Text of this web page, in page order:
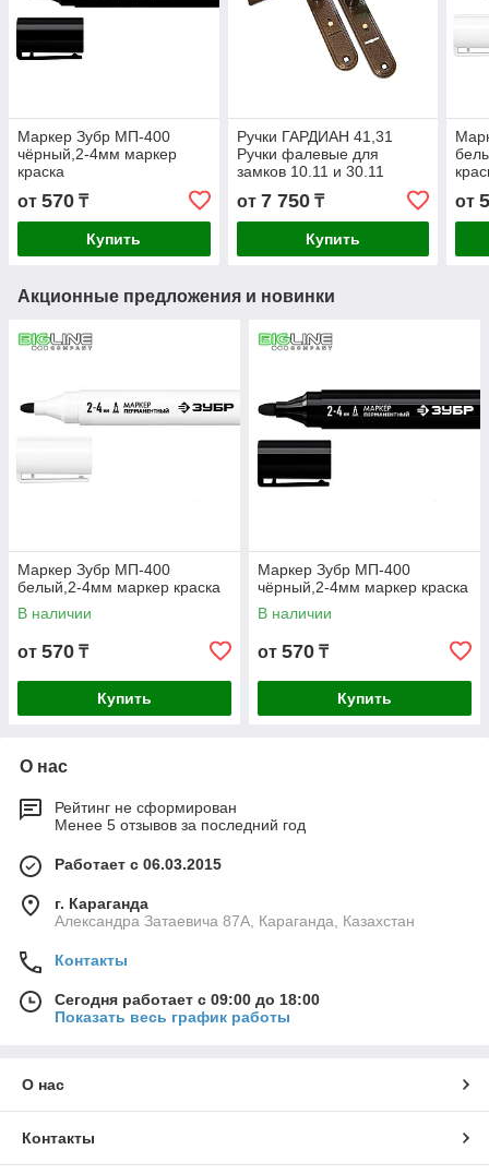
Маркер Зубр МП-400
чёрный,2-4мм маркер
краска
от 570 ₸
Купить
Ручки ГАРДИАН 41,31
Ручки фалевые для
замков 10.11 и 30.11
от 7 750₸
Купить
от
Акционные предложения и новинки
Маркер Зубр МП-400
белый,2-4мм маркер краска
В наличии
от 570 ₸
Купить
Маркер Зубр МП-400
чёрный,2-4мм маркер краска
В наличии
от 570 ₸
Купить
О нас
Рейтинг не сформирован
Менее 5 отзывов за последний год
Работает с 06.03.2015
г. Караганда
Александра Затаевича 87А, Караганда, Казахстан
Контакты
Сегодня работает с 09:00 до 18:00
Показать весь график работы
О нас
Контакты